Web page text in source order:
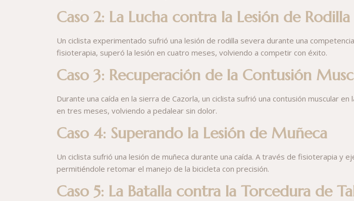
Caso 2: La Lucha contra la Lesión de Rodilla
Un ciclista experimentado sufrió una lesión de rodilla severa durante una
fisioterapia, superó la lesión en cuatro meses, volviendo a competir con éxito.
Caso 3: Recuperación de la Contusión
Durante una caída en la sierra de Cazorla, un ciclista sufrió una contusión muscular
en tres meses, volviendo a pedalear sin dolor.
Caso 4: Superando la Lesión de Muñeca
Un ciclista sufrió una lesión de muñeca durante una caída. A través de fisioterapia y
permitiéndole retomar el manejo de la bicicleta con precisión.
Caso 5: La Batalla contra la Torcedura de